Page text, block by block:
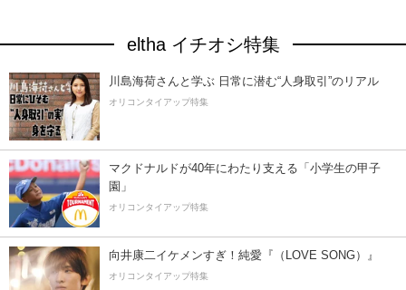
eltha イチオシ特集
川島海荷さんと学ぶ 日常に潜む“人身取引”のリアル
オリコンタイアップ特集
マクドナルドが40年にわたり支える「小学生の甲子
園」
オリコンタイアップ特集
向井康二イケメンすぎ！純愛『（LOVE SONG）』
オリコンタイアップ特集